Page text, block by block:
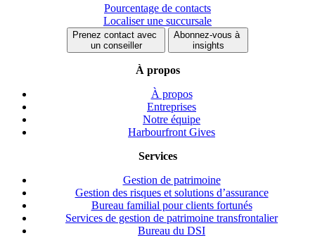
Pourcentage de contacts
Localiser une succursale
Prenez contact avec
un conseiller
Abonnez-vous à
insights
À propos
À propos
Entreprises
Notre équipe
Harbourfront Gives
Services
Gestion de patrimoine
Gestion des risques et solutions d’assurance
Bureau familial pour clients fortunés
Services de gestion de patrimoine transfrontalier
Bureau du DSI